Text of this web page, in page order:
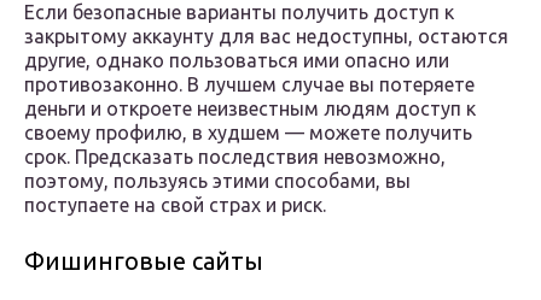
Если безопасные варианты получить доступ к
закрытому аккаунту для вас недоступны, остаются
другие, однако пользоваться ими опасно или
противозаконно. В лучшем случае вы потеряете
деньги и откроете неизвестным людям доступ к
своему профилю, в худшем — можете получить
срок. Предсказать последствия невозможно,
поэтому, пользуясь этими способами, вы
поступаете на свой страх и риск.
Фишинговые сайты